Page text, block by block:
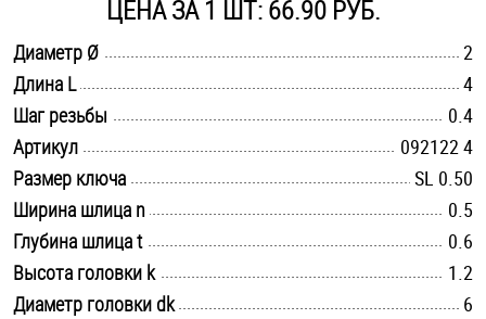
Стопорные кольца
Такелаж
Хомуты
Шайбы
Шпильки
Шплинты
ЦЕНА ЗА 1 ШТ: 66.90 РУБ.
Диаметр Ø
2
Длина L
4
Шаг резьбы
0.4
Артикул
092122 4
Размер ключа
SL 0.50
Ширина шлица n
0.5
Глубина шлица t
0.6
Высота головки k
1.2
Диаметр головки dk
6